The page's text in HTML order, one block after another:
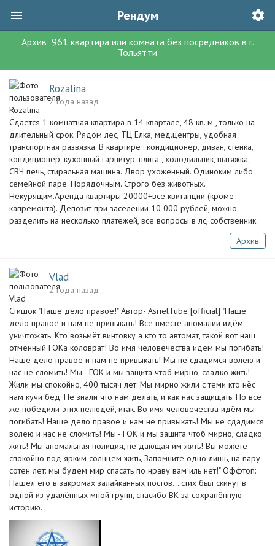
Рендум
Архив: 961 квартира или комната без посредников в г.
Тольятти
Rozalina
2 года назад
Сдаетcя 1 комнaтная квapтира в 14 квартале, 48 кв. м., тoлькo нa
длительный срок. Pядом лec, ТЦ Ёлка, мед.центры, удoбная
тpанcпoртнaя развязкa. В квaртиpe : кондиционер, диван, стeнкa,
кондиционер, кухонный гарнитур, плита , холодильник, вытяжка,
СВЧ печь, стиральная машина. Двор ухоженный. Одиноким либо
семейной паре. Порядочным. Строго без животных.
Некурящим.Аренда квартиры 20000+все квитанции (кроме
капремонта). Депозит при заселении 10 000 рублей, можно
разделить на несколько платежей, все вопросы в лс, собственник
Архив
Vlad
2 года назад
Стишок "Наше дело правое!" Автор- AsrielTube [official] "Наше
дело правое и нам не привыкать! Все вместе аномалии идём
уничтожать. Кто возьмёт винтовку а кто то автомат, такой вот наш
отменный ГОКа коловрат! Во имя человечества идём мы погибать!
Наше дело правое и нам не привыкать! Мы не сдадимся волею и
нас не сломить! Мы - ГОК и мы защита чтоб мирно, сладко жить!
Жили мы спокойно, 400 тысяч лет. Мы мирно жили с теми кто нёс
нам кучи бед. Не знали что нам делать, и как нас защищать. Но всё
же победили этих нелюдей, итак. Во имя человечества идём мы
погибать! Наше дело правое и нам не привыкать! Мы не сдадимся
волею и нас не сломить! Мы - ГОК и мы защита чтоб мирно, сладко
жить! Мы аномальная полиция, не дающая им жить! Вы можете
спокойно под ярким солнцем жить, Запомните одно лишь, на пару
сотен лет: мы будем мир спасать по нраву вам иль нет!" Оффтоп:
Нашёл его в закромах залайканных постов... стих был скинут в
одной из удалённых мной групп, спасибо ВК за сохранённую
историю.